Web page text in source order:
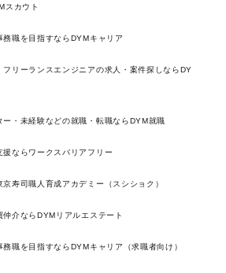
スカウト
職を目指すならDYMキャリア
フリーランスエンジニアの求人・案件探しならDY
ー・未経験などの就職・転職ならDYM就職
ならワークスバリアフリー
寿司職人育成アカデミー（スシショク）
介ならDYMリアルエステート
職を目指すならDYMキャリア（求職者向け）